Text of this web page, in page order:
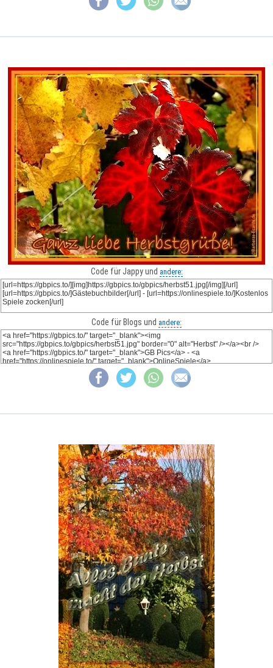
Code für Jappy und andere:
Code für Blogs und andere: